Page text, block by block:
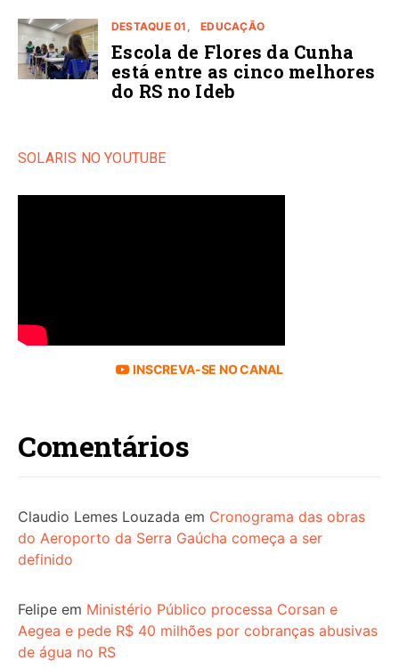
DESTAQUE 01 EDUCAÇÃO
Escola de Flores da Cunha
está entre as cinco melhores
do RS no Ideb
SOLARIS NO YOUTUBE
INSCREVA-SE NO CANAL
Comentários
Claudio Lemes Louzada em Cronograma das obras
do Aeroporto da Serra Gaúcha começa a ser
definido
Felipe em Ministério Público processa Corsan e
Aegea e pede R$ 40 milhões por cobranças abusivas
de água no RS